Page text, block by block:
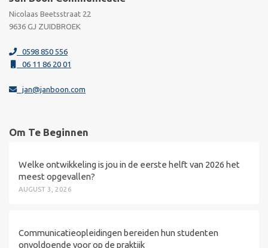
Nicolaas Beetsstraat 22
9636 GJ ZUIDBROEK
0598 850 556
06 11 86 20 01
jan@janboon.com
Om Te Beginnen
Welke ontwikkeling is jou in de eerste helft van 2026 het
meest opgevallen?
AUGUST 3, 2026
Communicatieopleidingen bereiden hun studenten
onvoldoende voor op de praktijk